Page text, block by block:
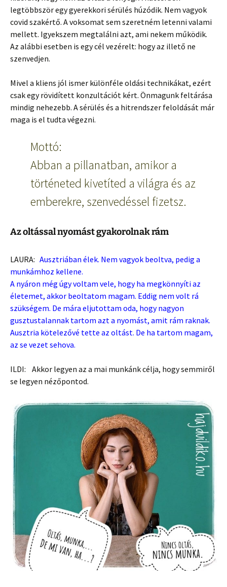
legtöbbször egy gyerekkori sérülés húzódik. Nem vagyok
covid szakértő. A voksomat sem szeretném letenni valami
mellett. Igyekszem megtalálni azt, ami nekem működik.
Az alábbi esetben is egy cél vezérelt: hogy az illető ne
szenvedjen.
Mivel a kliens jól ismer különféle oldási technikákat, ezért
csak egy rövidített konzultációt kért. Önmagunk feltárása
mindig nehezebb. A sérülés és a hitrendszer feloldását már
maga is el tudta végezni.
Mottó:
Abban a pillanatban, amikor a
történeted kivetíted a világra és az
emberekre, szenvedéssel fizetsz.
Az oltással nyomást gyakorolnak rám
LAURA: Ausztriában élek. Nem vagyok beoltva, pedig a
munkámhoz kellene.
A nyáron még úgy voltam vele, hogy ha megkönnyíti az
életemet, akkor beoltatom magam. Eddig nem volt rá
szükségem. De mára eljutottam oda, hogy nagyon
gusztustalannak tartom azt a nyomást, amit rám raknak.
Ausztria kötelezővé tette az oltást. De ha tartom magam,
az se vezet sehova.
ILDI: Akkor legyen az a mai munkánk célja, hogy semmiről
se legyen nézőpontod.